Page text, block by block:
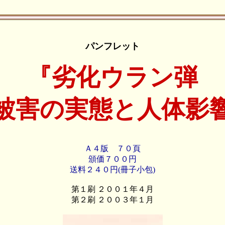
パンフレット
『劣化ウラン弾
害の実態と人体影
Ａ４版 ７０頁
頒価７００円
送料２４０円(冊子小包)
第１刷 ２００１年４月
第２刷 ２００３年１月